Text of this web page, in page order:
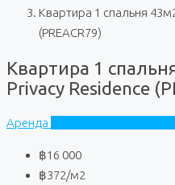
Квартира 1 спальня
(PREACR79)
Квартира 1
Privacy Residence
Аренда
฿16 000
฿372/м2